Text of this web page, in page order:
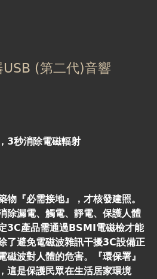
USB (第二代)音響
3秒消除電磁輻射
『必需接地』，才核發建照。
除漏電、觸電、靜電、保護人體
3C產品需通過BSMI電磁檢才能
了避免電磁波雜訊干擾3C設備正
磁波對人體的危害。『環保署』
這是保護民眾在生活居家環境